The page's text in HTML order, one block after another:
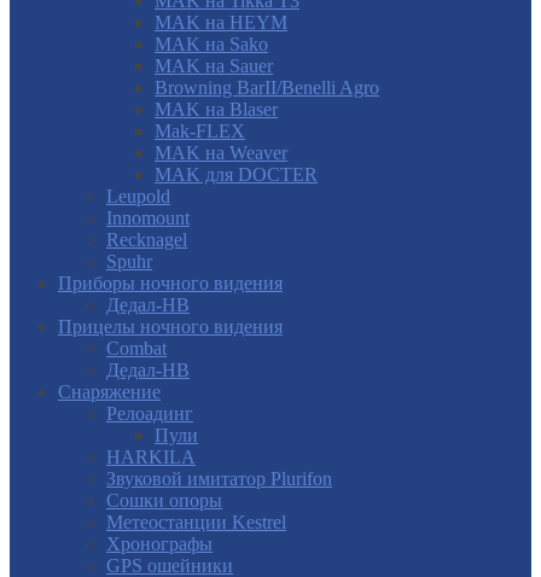
MAK на HEYM
MAK на Sako
MAK на Sauer
Browning BarII/Benelli Agro
MAK на Blaser
Mak-FLEX
MAK на Weaver
MAK для DOCTER
Leupold
Innomount
Recknagel
Spuhr
Приборы ночного видения
Дедал-НВ
Прицелы ночного видения
Combat
Дедал-НВ
Снаряжение
Релоадинг
Пули
HARKILA
Звуковой имитатор Plurifon
Сошки опоры
Метеостанции Kestrel
Хронографы
GPS ошейники